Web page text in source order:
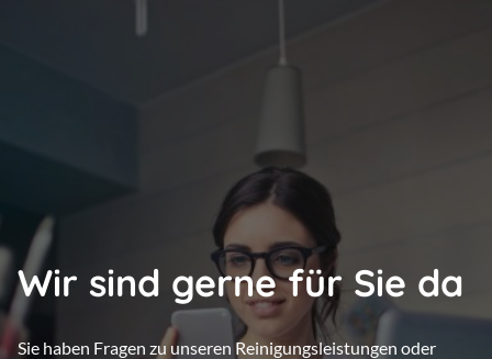
Wir sind gerne für Sie da
Sie haben Fragen zu unseren Reinigungsleistungen oder